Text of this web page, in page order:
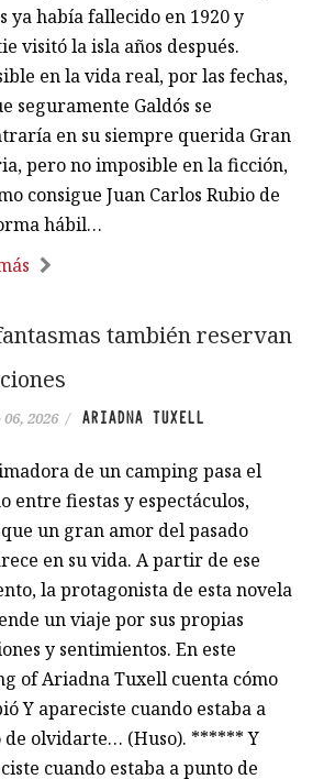
ya había fallecido en 1920 y
visitó la isla años después.
en la vida real, por las fechas,
seguramente Galdós se
en su siempre querida Gran
pero no imposible en la ficción,
consigue Juan Carlos Rubio de
hábil…
también reservan
2026 / ARIADNA TUXELL
de un camping pasa el
entre fiestas y espectáculos,
un gran amor del pasado
en su vida. A partir de ese
la protagonista de esta novela
un viaje por sus propias
y sentimientos. En este
of Ariadna Tuxell cuenta cómo
Y apareciste cuando estaba a
de olvidarte… (Huso). ****** Y
cuando estaba a punto de